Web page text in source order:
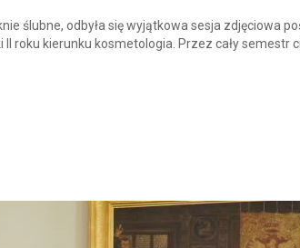
ślubne, odbyła się wyjątkowa sesja zdjęciowa
roku kierunku kosmetologia. Przez cały semestr